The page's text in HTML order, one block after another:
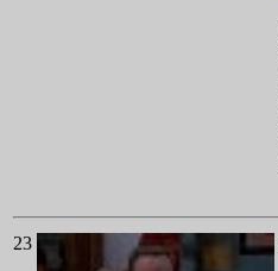
23